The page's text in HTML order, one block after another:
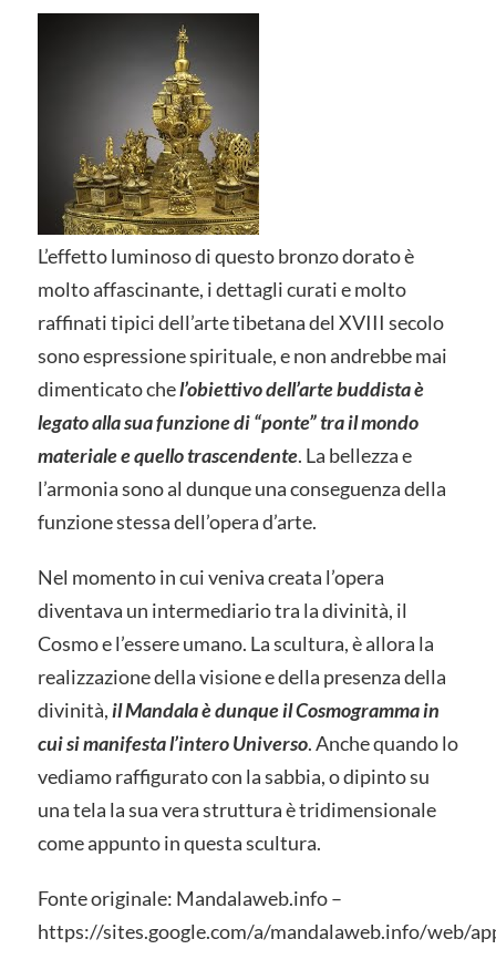
L’effetto luminoso di questo bronzo dorato è
molto affascinante, i dettagli curati e molto
raffinati tipici dell’arte tibetana del XVIII secolo
sono espressione spirituale, e non andrebbe mai
dimenticato chel’obiettivo dell’arte buddista è
legato alla sua funzione di “ponte” tra il mondo
materiale e quello trascendente. La bellezza e
l’armonia sono al dunque una conseguenza della
funzione stessa dell’opera d’arte.
Nel momento in cui veniva creata l’opera
diventava un intermediario tra la divinità, il
Cosmo e l’essere umano. La scultura, è allora la
realizzazione della visione e della presenza della
divinità,il Mandala è dunque il Cosmogramma in
cui si manifesta l’intero Universo. Anche quando lo
vediamo raffigurato con la sabbia, o dipinto su
una tela la sua vera struttura è tridimensionale
come appunto in questa scultura.
Fonte originale: Mandalaweb.info –
https://sites.google.com/a/mandalaweb.info/web/